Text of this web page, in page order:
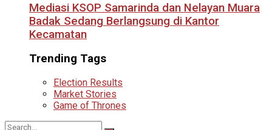
Mediasi KSOP Samarinda dan Nelayan Muara
Badak Sedang Berlangsung di Kantor
Kecamatan
Trending Tags
Election Results
Market Stories
Game of Thrones